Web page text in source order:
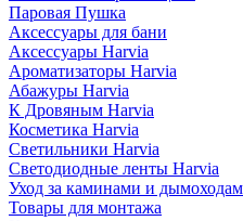
Паровая Пушка
Аксессуары для бани
Аксессуары Harvia
Ароматизаторы Harvia
Абажуры Harvia
К Дровяным Harvia
Косметика Harvia
Светильники Harvia
Светодиодные ленты Harvia
Уход за каминами и
Товары для монтажа